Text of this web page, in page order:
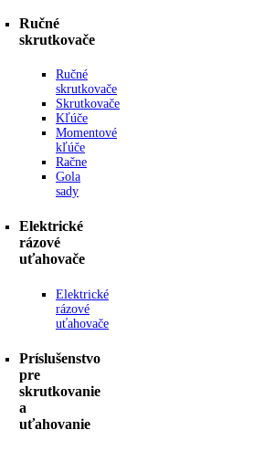
Ručné
skrutkovače
Ručné
skrutkovače
Skrutkovače
Kľúče
Momentové
kľúče
Račne
Gola
sady
Elektrické
rázové
uťahovače
Elektrické
rázové
uťahovače
Príslušenstvo
pre
skrutkovanie
a
uťahovanie